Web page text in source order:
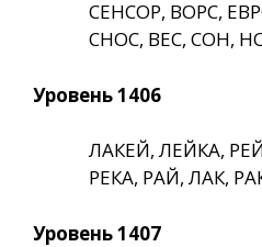
СЕНСОР, ВОРС,
СНОС, ВЕС, СОН,
Уровень 1406
ЛАКЕЙ, ЛЕЙКА,
РЕКА, РАЙ, ЛАК,
Уровень 1407